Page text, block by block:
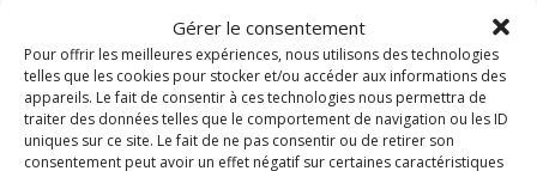
Gérer le consentement
Pour offrir les meilleures expériences, nous utilisons des technologies
telles que les cookies pour stocker et/ou accéder aux informations des
appareils. Le fait de consentir à ces technologies nous permettra de
traiter des données telles que le comportement de navigation ou les ID
uniques sur ce site. Le fait de ne pas consentir ou de retirer son
consentement peut avoir un effet négatif sur certaines caractéristiques
LIRE LA SUITE